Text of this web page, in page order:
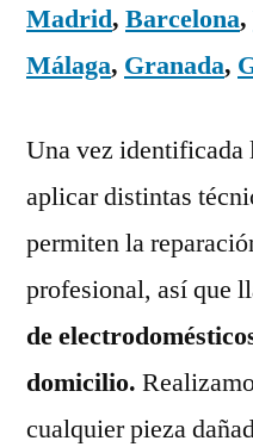
Madrid, Barcelona,
Málaga, Granada,
Una vez identificada
aplicar distintas
permiten la
profesional, así que
de
domicilio.
cualquier pieza